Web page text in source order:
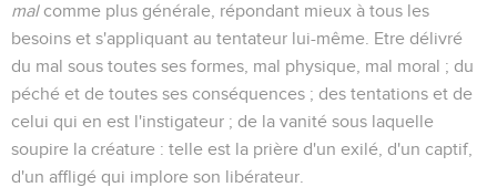
malcomme plus générale, répondant mieux à tous les
besoins et s'appliquant au tentateur lui-même. Etre délivré
du mal sous toutes ses formes, mal physique, mal moral ; du
péché et de toutes ses conséquences ; des tentations et de
celui qui en est l'instigateur ; de la vanité sous laquelle
soupire la créature : telle est la prière d'un exilé, d'un captif,
d'un affligé qui implore son libérateur.